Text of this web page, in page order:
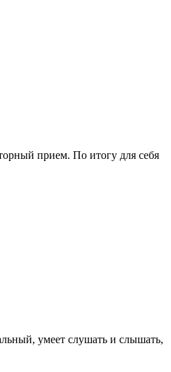
прием. По итогу для себя
умеет слушать и слышать,